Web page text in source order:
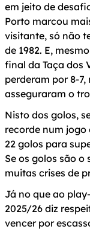
em jeito de
Porto marcou
visitante, só não
de 1982. E,
final da Taça dos
perderam por 8-
asseguraram o
Nisto dos golos,
recorde num jogo
22 golos para
Se os golos são o
muitas crises de
Já no que ao
2025/26 diz
vencer por